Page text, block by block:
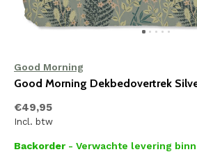
Good Morning
Good Morning Dekbedovertrek
€49,95
Incl. btw
Backorder - Verwachte levering